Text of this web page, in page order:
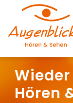
springen
Wittenberge:
Pritzwalk: 03395
Brillen &
Hören